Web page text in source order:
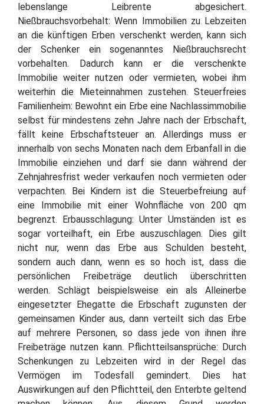
lebenslange Leibrente abgesichert.
Nießbrauchsvorbehalt: Wenn Immobilien zu Lebzeiten
an die künftigen Erben verschenkt werden, kann sich
der Schenker ein sogenanntes Nießbrauchsrecht
vorbehalten. Dadurch kann er die verschenkte
Immobilie weiter nutzen oder vermieten, wobei ihm
weiterhin die Mieteinnahmen zustehen. Steuerfreies
Familienheim: Bewohnt ein Erbe eine Nachlassimmobilie
selbst für mindestens zehn Jahre nach der Erbschaft,
fällt keine Erbschaftsteuer an. Allerdings muss er
innerhalb von sechs Monaten nach dem Erbanfall in die
Immobilie einziehen und darf sie dann während der
Zehnjahresfrist weder verkaufen noch vermieten oder
verpachten. Bei Kindern ist die Steuerbefreiung auf
eine Immobilie mit einer Wohnfläche von 200 qm
begrenzt. Erbausschlagung: Unter Umständen ist es
sogar vorteilhaft, ein Erbe auszuschlagen. Dies gilt
nicht nur, wenn das Erbe aus Schulden besteht,
sondern auch dann, wenn es so hoch ist, dass die
persönlichen Freibeträge deutlich überschritten
werden. Schlägt beispielsweise ein als Alleinerbe
eingesetzter Ehegatte die Erbschaft zugunsten der
gemeinsamen Kinder aus, dann verteilt sich das Erbe
auf mehrere Personen, so dass jede von ihnen ihre
Freibeträge nutzen kann. Pflichtteilsansprüche: Durch
Schenkungen zu Lebzeiten wird in der Regel das
Vermögen im Todesfall gemindert. Dies hat
Auswirkungen auf den Pflichtteil, den Enterbte geltend